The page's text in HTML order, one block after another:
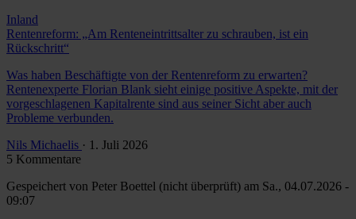
Inland
Rentenreform: „Am Renteneintrittsalter zu schrauben, ist ein
Rückschritt“
Was haben Beschäftigte von der Rentenreform zu erwarten?
Rentenexperte Florian Blank sieht einige positive Aspekte, mit der
vorgeschlagenen Kapitalrente sind aus seiner Sicht aber auch
Probleme verbunden.
Nils Michaelis · 1. Juli 2026
5 Kommentare
Gespeichert von Peter Boettel (nicht überprüft) am Sa., 04.07.2026 -
09:07